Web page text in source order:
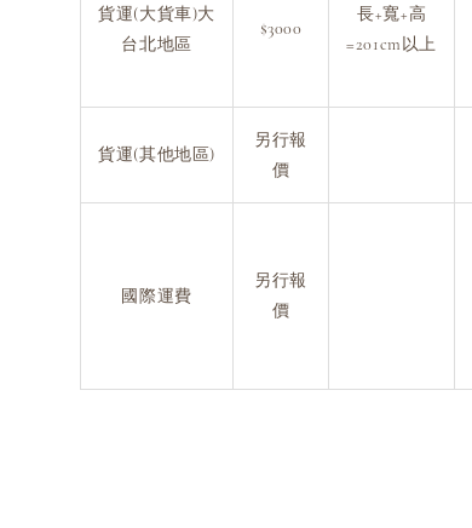
貨運(大貨車)大
台北地區
$3000
長+寬+高
=201cm以上
貨運(其他地區)
另行報
價
國際運費
另行報
價